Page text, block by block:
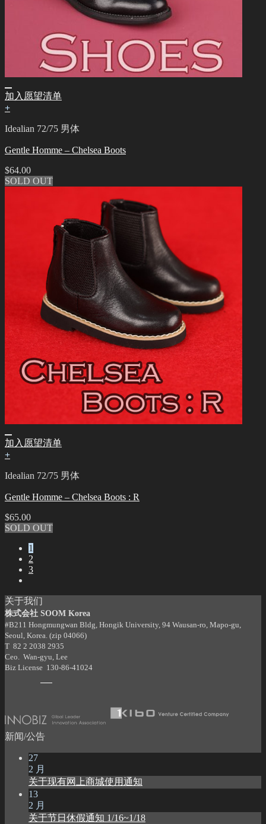
加入愿望清单
+
Idealian 72/75 男体
Gentle Homme – Chelsea Boots
$64.00
SOLD OUT
加入愿望清单
+
Idealian 72/75 男体
Gentle Homme – Chelsea Boots : R
$65.00
SOLD OUT
1
2
3
关于我们
株式会社 SOOM Korea
#B211 Hongmungwan Bldg, Hongik University, 94 Wausan-ro, Mapo-gu,
Seoul, Korea. (zip 04066)
T 82 2 2038 2935
Ceo. Wan-gyu, Lee
Biz License 130-86-41024
新闻/公告
27
2 月
关于现有网上商城使用通知
13
2 月
关于节日休假通知 1/16~1/18